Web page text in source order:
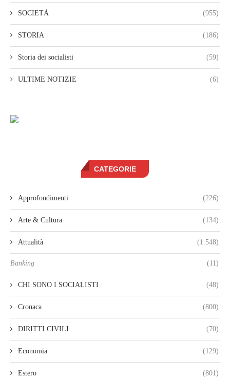
SOCIETÀ (955)
STORIA (186)
Storia dei socialisti (59)
ULTIME NOTIZIE (6)
CATEGORIE
Approfondimenti (226)
Arte & Cultura (134)
Attualità (1.548)
Banking (11)
CHI SONO I SOCIALISTI (48)
Cronaca (800)
DIRITTI CIVILI (70)
Economia (129)
Estero (801)